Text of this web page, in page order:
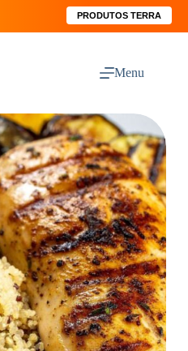
PRODUTOS TERRA
Menu